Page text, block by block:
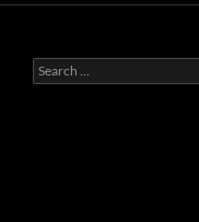
Search
for: